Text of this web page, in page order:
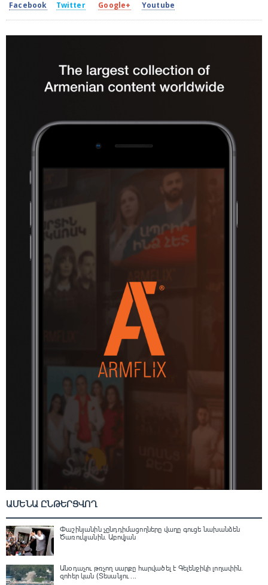
Facebook Twitter Google+ Youtube
ԱՄԵՆԱ ԸՆԹԵՐՑՎՈՂ
Փաշինյանին չընդդիմացողները վաղը գուցե նախանձեն
Ծառուկյանին. Աբովյան
Անօդաչու թռչող սարքը հարվածել է Գելենջիկի լողափին.
զոհեր կան (Տեսանյու ...